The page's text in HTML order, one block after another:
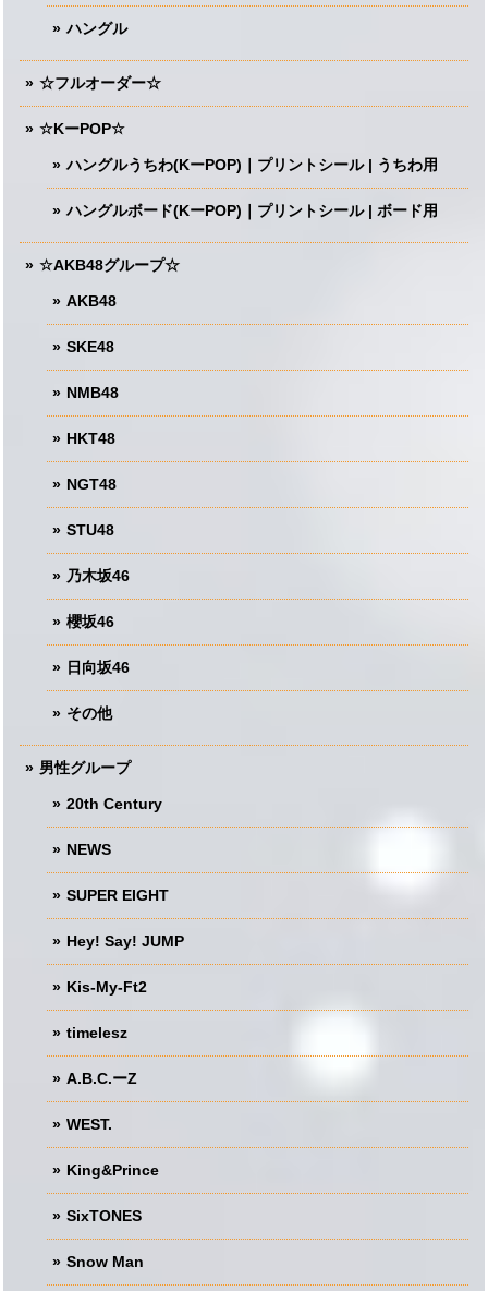
ハングル
☆フルオーダー☆
☆KーPOP☆
ハングルうちわ(KーPOP)｜プリントシール | うちわ用
ハングルボード(KーPOP)｜プリントシール | ボード用
☆AKB48グループ☆
AKB48
SKE48
NMB48
HKT48
NGT48
STU48
乃木坂46
櫻坂46
日向坂46
その他
男性グループ
20th Century
NEWS
SUPER EIGHT
Hey! Say! JUMP
Kis-My-Ft2
timelesz
A.B.C.ーZ
WEST.
King&Prince
SixTONES
Snow Man